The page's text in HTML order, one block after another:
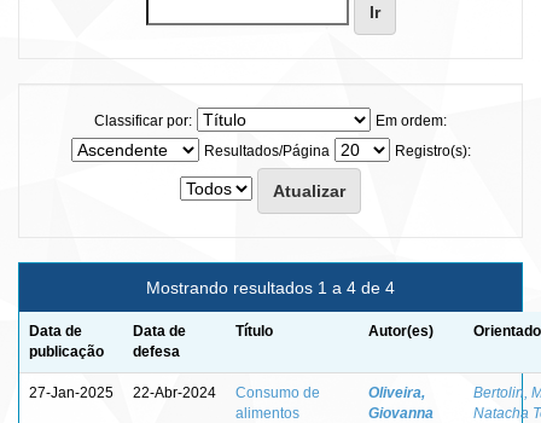
Classificar por:
Em ordem:
Resultados/Página
Registro(s):
Mostrando resultados 1 a 4 de 4
Data de
publicação
Data de
defesa
Título Autor(es)
27-Jan-2025 22-Abr-2024
Consumo de
alimentos
Oliveira,
Giovanna
Bertolin,
Natacha